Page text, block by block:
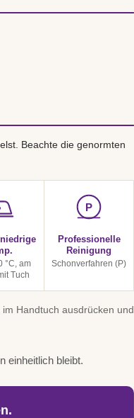
Beachte die genormten
°C, am
Tuch
P
Professionelle
Reinigung
Schonverfahren (P)
Handtuch ausdrücken und
einheitlich bleibt.